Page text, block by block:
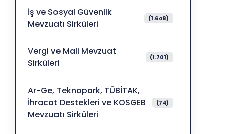
İş ve Sosyal Güvenlik
Mevzuatı Sirküleri
(1.648)
Vergi ve Mali Mevzuat
Sirküleri
(1.701)
Ar-Ge, Teknopark, TÜBİTAK,
İhracat Destekleri ve KOSGEB
Mevzuatı Sirküleri
(74)